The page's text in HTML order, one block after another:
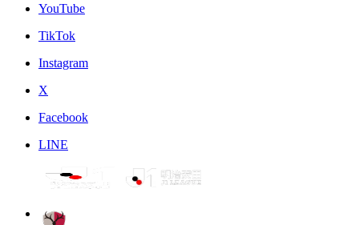
YouTube
TikTok
Instagram
X
Facebook
LINE